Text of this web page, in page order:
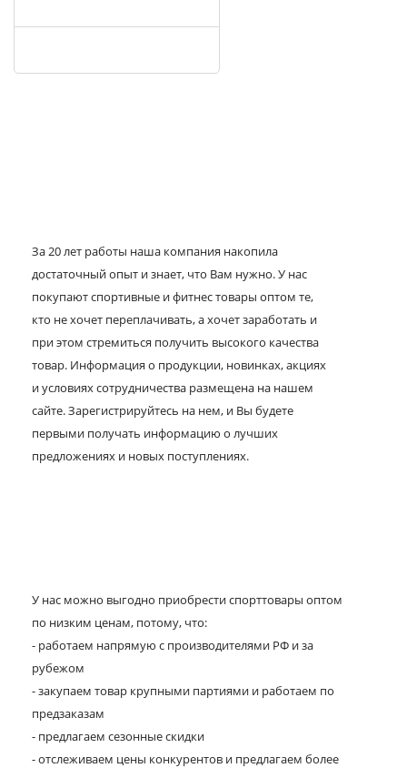
За 20 лет работы наша компания накопила
достаточный опыт и знает, что Вам нужно. У нас
покупают спортивные и фитнес товары оптом те,
кто не хочет переплачивать, а хочет заработать и
при этом стремиться получить высокого качества
товар. Информация о продукции, новинках, акциях
и условиях сотрудничества размещена на нашем
сайте. Зарегистрируйтесь на нем, и Вы будете
первыми получать информацию о лучших
предложениях и новых поступлениях.
У нас можно выгодно приобрести спорттовары оптом
по низким ценам, потому, что:
- работаем напрямую с производителями РФ и за
рубежом
- закупаем товар крупными партиями и работаем по
предзаказам
- предлагаем сезонные скидки
- отслеживаем цены конкурентов и предлагаем более